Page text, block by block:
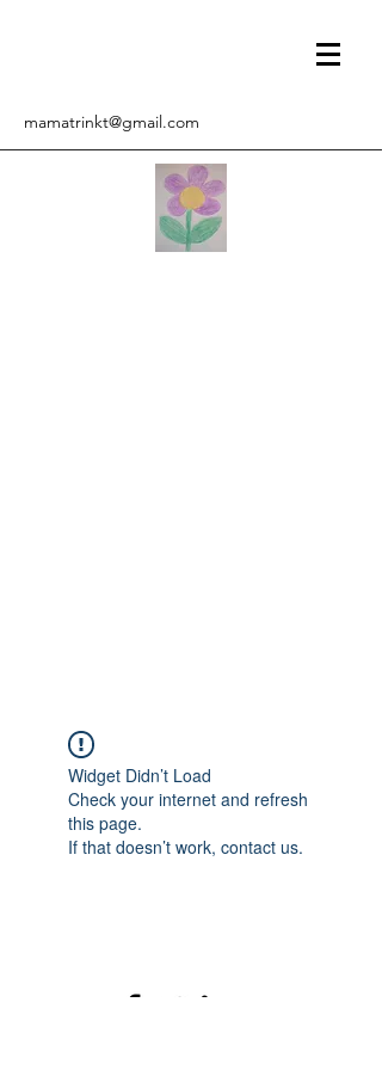
mamatrinkt@gmail.com
Widget Didn’t Load
Check your internet and refresh
this page.
If that doesn’t work, contact us.